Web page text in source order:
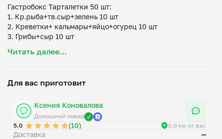
Гастробокс Тарталетки 50 шт:
1. Кр.рыба+тв.сыр+зелень 10 шт
2. Креветки+ кальмары+яйцо+огурец 10 шт
3. Грибы+сыр 10 шт
Читать далее...
Для вас приготовит
Ксения Коновалова
Домашний повар
5.0
(10) 0.0 км от вас
Доставка —